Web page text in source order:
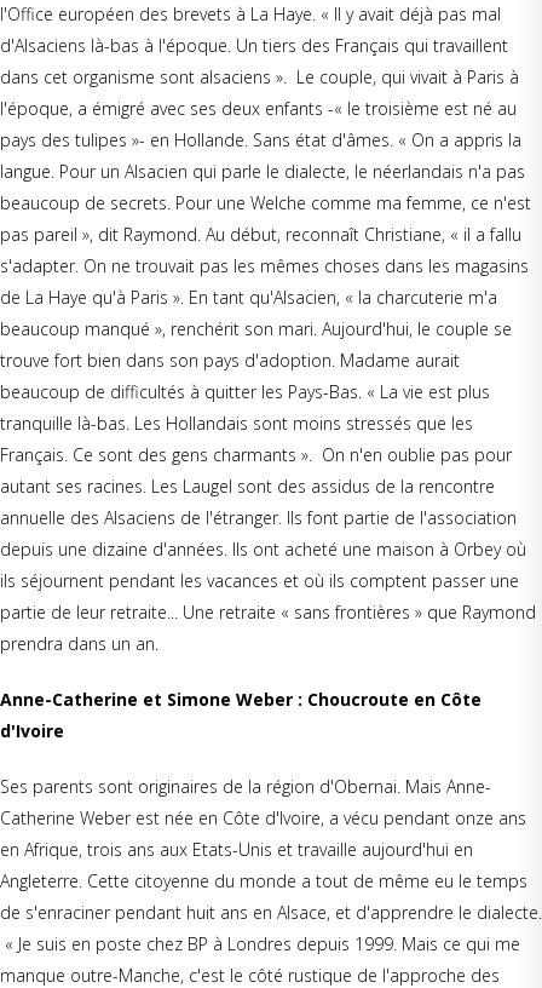
l'Office européen des brevets à La Haye. « Il y avait déjà pas mal
d'Alsaciens là-bas à l'époque. Un tiers des Français qui travaillent
dans cet organisme sont alsaciens ». Le couple, qui vivait à Paris à
l'époque, a émigré avec ses deux enfants -« le troisième est né au
pays des tulipes »- en Hollande. Sans état d'âmes. « On a appris la
langue. Pour un Alsacien qui parle le dialecte, le néerlandais n'a pas
beaucoup de secrets. Pour une Welche comme ma femme, ce n'est
pas pareil », dit Raymond. Au début, reconnaît Christiane, « il a fallu
s'adapter. On ne trouvait pas les mêmes choses dans les magasins
de La Haye qu'à Paris ». En tant qu'Alsacien, « la charcuterie m'a
beaucoup manqué », renchérit son mari. Aujourd'hui, le couple se
trouve fort bien dans son pays d'adoption. Madame aurait
beaucoup de difficultés à quitter les Pays-Bas. « La vie est plus
tranquille là-bas. Les Hollandais sont moins stressés que les
Français. Ce sont des gens charmants ». On n'en oublie pas pour
autant ses racines. Les Laugel sont des assidus de la rencontre
annuelle des Alsaciens de l'étranger. Ils font partie de l'association
depuis une dizaine d'années. Ils ont acheté une maison à Orbey où
ils séjournent pendant les vacances et où ils comptent passer une
partie de leur retraite... Une retraite « sans frontières » que Raymond
prendra dans un an.
Anne-Catherine et Simone Weber : Choucroute en Côte
d'Ivoire
Ses parents sont originaires de la région d'Obernai. Mais Anne-
Catherine Weber est née en Côte d'Ivoire, a vécu pendant onze ans
en Afrique, trois ans aux Etats-Unis et travaille aujourd'hui en
Angleterre. Cette citoyenne du monde a tout de même eu le temps
de s'enraciner pendant huit ans en Alsace, et d'apprendre le dialecte.
« Je suis en poste chez BP à Londres depuis 1999. Mais ce qui me
manque outre-Manche, c'est le côté rustique de l'approche des